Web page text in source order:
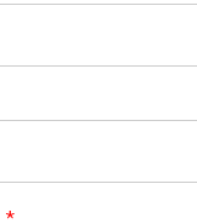
*